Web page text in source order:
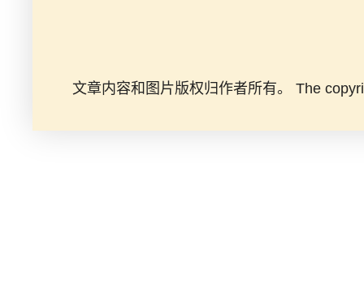
文章内容和图片版权归作者所有。 The